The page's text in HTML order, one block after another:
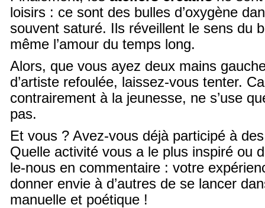
loisirs : ce sont des bulles d’oxygène
souvent saturé. Ils réveillent le sens du
même l’amour du temps long.
Alors, que vous ayez deux mains
d’artiste refoulée, laissez-vous tenter.
contrairement à la jeunesse, ne s’use
pas.
Et vous ? Avez-vous déjà participé à
Quelle activité vous a le plus inspiré ou
le-nous en commentaire : votre
donner envie à d’autres de se lancer
manuelle et poétique !